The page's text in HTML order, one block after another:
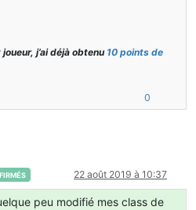
createBlockState
j’ai déjà obtenu 10 points de
0
22 août 2019 à 10:37
peu modifié mes class de